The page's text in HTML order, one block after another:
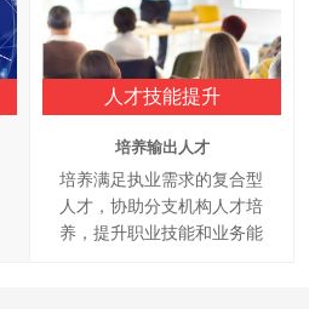
人才技能提升
培养输出人才
培养满足执业需求的复合型
人才，协助分支机构人才培
养，提升职业技能和业务能